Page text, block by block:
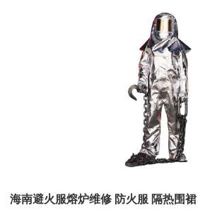
海南避火服熔炉维修 防火服 隔热围裙